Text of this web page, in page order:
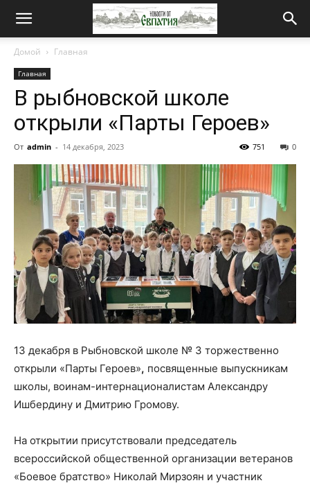
Новости
Домой Главная
Главная
В рыбновской школе
открыли «Парты Героев»
От admin - 14 декабря, 2023 0
751
13 декабря в Рыбновской школе № 3 торжественно
открыли «Парты Героев», посвященные выпускникам
школы, воинам-интернационалистам Александру
Ишбердину и Дмитрию Громову.
На открытии присутствовали председатель
всероссийской общественной организации ветеранов
«Боевое братство» Николай Мирзоян и участник